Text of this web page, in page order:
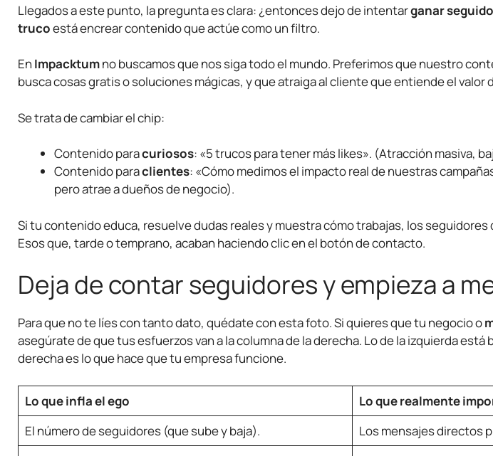
Llegados a este punto, la pregunta es clara: ¿entonces dejo de intentarganar
trucoestá encrear contenido que actúe como un filtro.
En Impacktumno buscamos que nos siga todo el mundo. Preferimos que nuestro
busca cosas gratis o soluciones mágicas, y que atraiga al cliente que entiende el valor
Se trata de cambiar el chip:
Contenido paracuriosos: «5 trucos para tener más likes». (Atracción masiva,
Contenido paraclientes: «Cómo medimos el impacto real de nuestras
pero atrae a dueños de negocio).
Si tu contenido educa, resuelve dudas reales y muestra cómo trabajas, los seguidores
Esos que, tarde o temprano, acaban haciendo clic en el botón de contacto.
Deja de contar seguidores y empieza a
Para que no te líes con tanto dato, quédate con esta foto. Si quieres que tu negocio o
asegúrate de que tus esfuerzos van a la columna de la derecha. Lo de la izquierda está
derecha es lo que hace que tu empresa funcione.
Lo que infla el ego
Lo que realmente
El número de seguidores (que sube y baja).
Los mensajes directos